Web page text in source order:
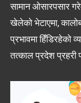
सामान ओसारपसार
खेलेको भेटाएमा,
प्रभावमा हिँडिरहेको
तत्काल प्रदेश प्रहरी